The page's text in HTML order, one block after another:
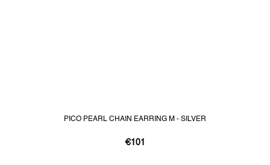
PICO PEARL CHAIN EARRING M - SILVER
€101